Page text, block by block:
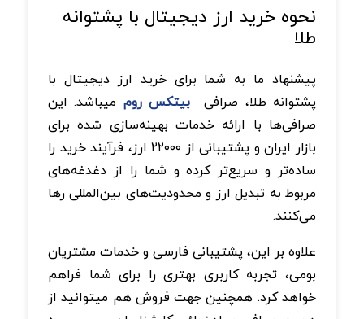
نحوه خرید ارز دیجیتال با پشتوانه
طلا
پیشنهاد ما به شما برای خرید ارز دیجیتال با
پشتوانه طلا، صرافی‌ بیتکس روم میباشد. این
صرافی‌ها با ارائه خدمات بهینه‌سازی شده برای
بازار ایران و پشتیبانی از ۲۲۰۰۰ ارز، فرآیند خرید را
ساده‌تر و سریع‌تر کرده و شما را از دغدغه‌های
مربوط به تبدیل ارز و محدودیت‌های بین‌المللی رها
می‌کنند.
علاوه بر این، پشتیبانی فارسی و خدمات مشتریان
بومی، تجربه کاربری بهتری را برای شما فراهم
خواهد کرد. همچنین جهت فروش هم میتوانید از